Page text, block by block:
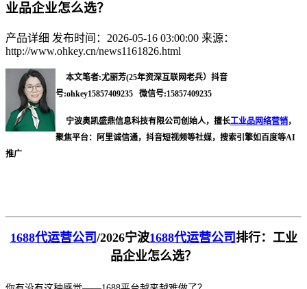
业品企业怎么选？
产品详细 发布时间：2026-05-16 03:00:00 来源：
http://www.ohkey.cn/news1161826.html
本文笔者:尤丽芳(25年资深互联网老兵）抖音
号:ohkey15857409235 微信号:15857409235
宁波奥凯盛鼎信息科技有限公司创始人，擅长工业品网络营销，
聚焦平台：阿里诚信通，抖音短视频等社媒，搜索引擎如百度等AI
推广
1688代运营公司/2026宁波1688代运营公司排行：工业
品企业怎么选？